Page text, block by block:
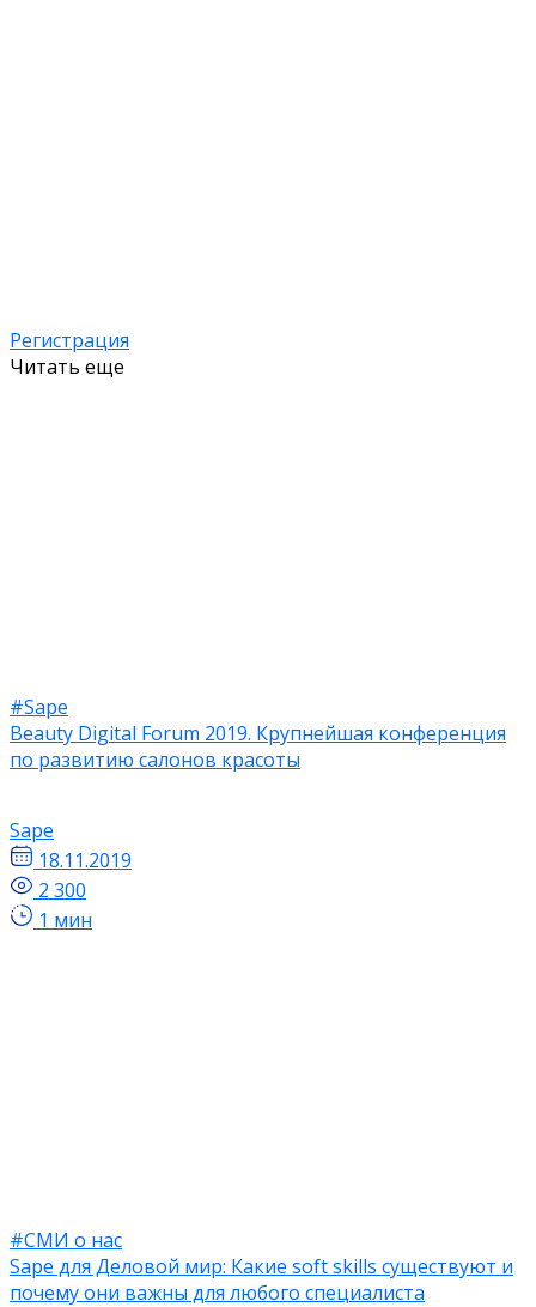
Регистрация
Читать еще
#Sape
Beauty Digital Forum 2019. Крупнейшая конференция
по развитию салонов красоты
Sape
18.11.2019
2 300
1 мин
#СМИ о нас
Sape для Деловой мир: Какие soft skills существуют и
почему они важны для любого специалиста